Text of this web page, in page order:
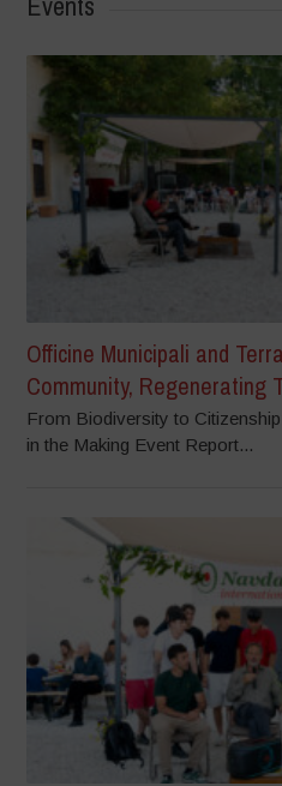
Officine Municipali and
Community, Regenerating
From Biodiversity to
in the Making Event Report...